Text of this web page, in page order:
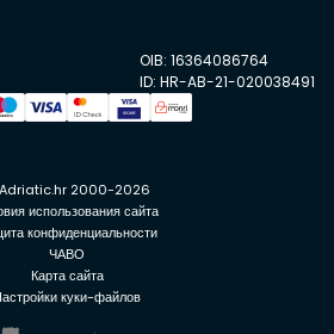
OIB: 16364086764
ID: HR-AB-21-020038491
2000-2026
использования сайта
конфиденциальности
ЧАВО
Карта сайта
куки-файлов